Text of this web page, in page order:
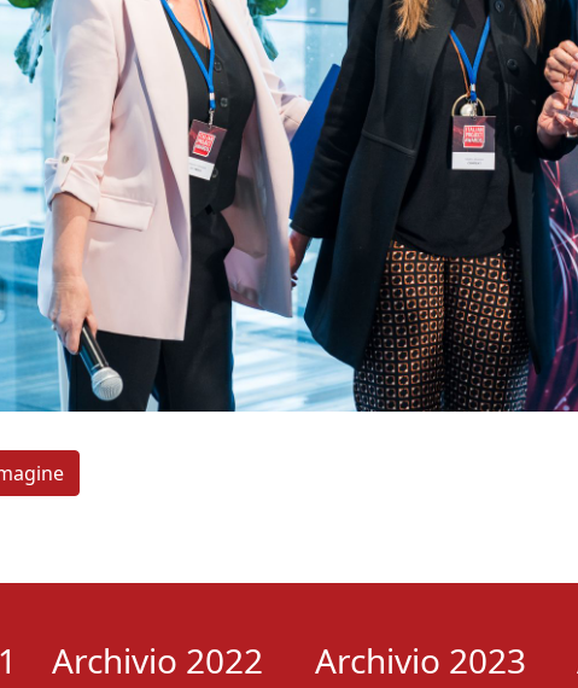
Archivio 2022 Archivio 2023